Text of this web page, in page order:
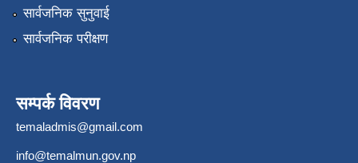
सार्वजनिक सुनुवाई
सार्वजनिक परीक्षण
सम्पर्क विवरण
temaladmis@gmail.com
info@temalmun.gov.np